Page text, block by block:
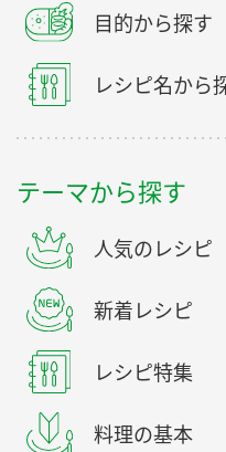
目的から探す
レシピ名から
テーマから探す
人気のレシピ
新着レシピ
レシピ特集
料理の基本